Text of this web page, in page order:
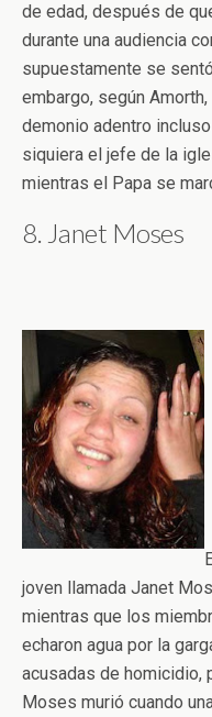
de edad, después de
durante una audiencia
supuestamente se
embargo, según
demonio adentro
siquiera el jefe de la
mientras el Papa se
8. Janet Moses
joven llamada Janet
mientras que los
echaron agua por la
acusadas ​​de homicidio,
Moses murió cuando